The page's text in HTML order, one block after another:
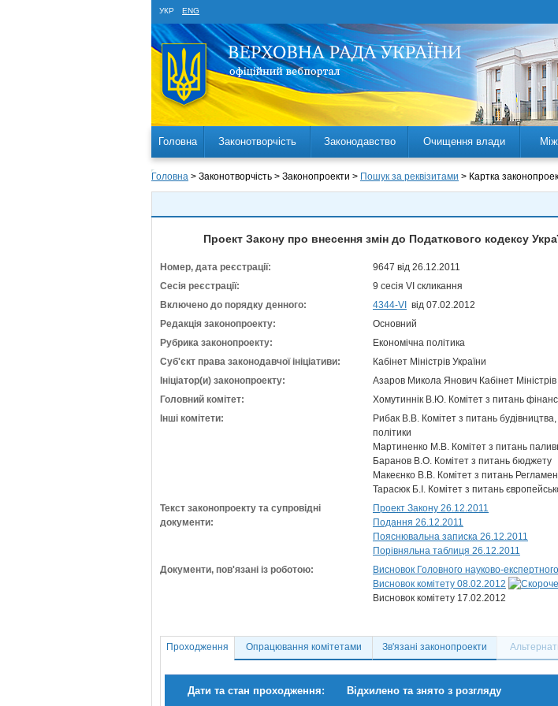
УКР ENG
Головна Законотворчість Законодавство Очищення влади
Головна > Законотворчість > Законопроекти > Пошук за реквізитами > Картка
Проект Закону про внесення змін до Податкового кодексу
Номер, дата реєстрації:
9647 від 26.12.2011
Сесія реєстрації:
9 сесія VI скликання
Включено до порядку денного:
4344-VI
від 07.02.2012
Редакція законопроекту:
Основний
Рубрика законопроекту:
Економічна політика
Суб'єкт права законодавчої ініціативи:
Кабінет Міністрів України
Ініціатор(и) законопроекту:
Азаров Микола Янович Кабінет Міністрів
Головний комітет:
Хомутиннік В.Ю. Комітет з питань
Інші комітети:
Рибак В.В. Комітет з питань
політики
Мартиненко М.В. Комітет з питань
Баранов В.О. Комітет з питань бюджету
Макеєнко В.В. Комітет з питань
Тарасюк Б.І. Комітет з питань
Текст законопроекту та супровідні
документи:
Проект Закону 26.12.2011
Подання 26.12.2011
Пояснювальна записка 26.12.2011
Порівняльна таблиця 26.12.2011
Документи, пов'язані із роботою:
Висновок Головного науково-
Висновок комітету 08.02.2012
Висновок комітету 17.02.2012
Проходження Опрацювання комітетами Зв'язані законопроекти
Дати та стан проходження: Відхилено та знято з розгляду